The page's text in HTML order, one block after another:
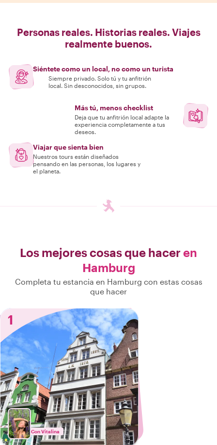
Personas reales. Historias reales. Viajes
realmente buenos.
Siéntete como un local, no como un turista
Siempre privado. Solo tú y tu anfitrión
local. Sin desconocidos, sin grupos.
Más tú, menos checklist
Deja que tu anfitrión local adapte la
experiencia completamente a tus
deseos.
Viajar que sienta bien
Nuestros tours están diseñados
pensando en las personas, los lugares y
el planeta.
Los mejores cosas que hacer en
Hamburg
Completa tu estancia en Hamburg con estas cosas
que hacer
1
Con Vitalina